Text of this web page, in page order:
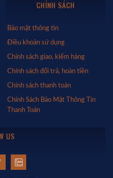
CHÍNH SÁCH
Bảo mật thông tin
Điều khoản sử dụng
Chính sách giao, kiểm hàng
Chính sách đổi trả, hoàn tiền
Chính sách thanh toán
Chính Sách Bảo Mật Thông Tin
Thanh Toán
US